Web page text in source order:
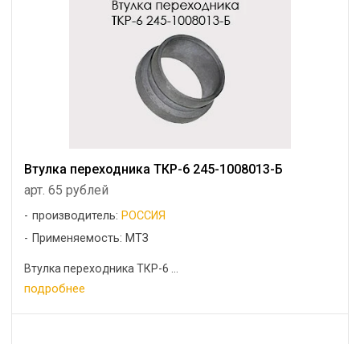
Втулка переходника ТКР-6 245-1008013-Б
арт. 65 рублей
производитель: РОССИЯ
Применяемость: МТЗ
Втулка переходника ТКР-6 ...
подробнее